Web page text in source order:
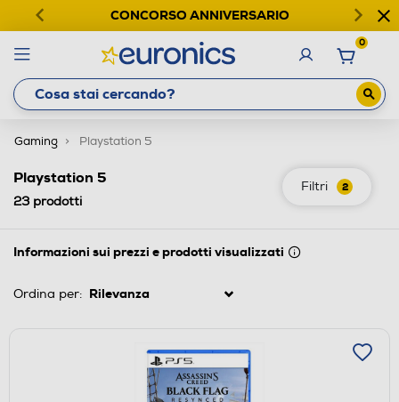
CONCORSO ANNIVERSARIO
0
Gaming Playstation 5
Filtri 2
Playstation 5
23prodotti
Informazioni sui prezzi e prodotti visualizzati
Ordina per: